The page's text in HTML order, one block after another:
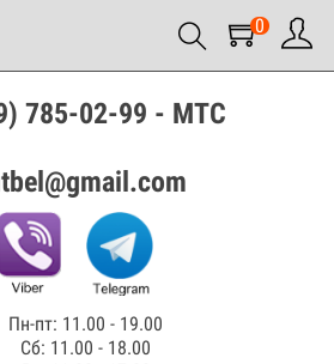
0
785-02-99 - МТС
Пн-пт: 11.00 - 19.00
Сб: 11.00 - 18.00